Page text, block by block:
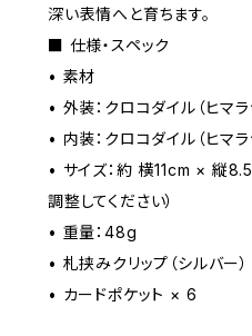
深い表情へと育ちます。
■ 仕様・スペック
• 素材
• 外装：クロコダイル（ヒマラ
• 内装：クロコダイル（ヒマラ
• サイズ：約 横11cm × 縦
調整してください）
• 重量：48g
• 札挟みクリップ（シルバー
• カードポケット × 6